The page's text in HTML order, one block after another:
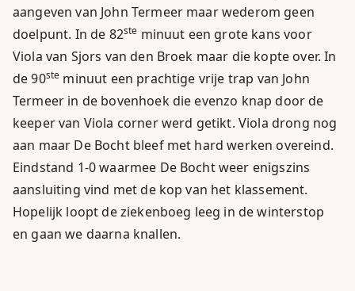
aangeven van John Termeer maar wederom geen
doelpunt. In de 82ste minuut een grote kans voor
Viola van Sjors van den Broek maar die kopte over. In
de 90ste minuut een prachtige vrije trap van John
Termeer in de bovenhoek die evenzo knap door de
keeper van Viola corner werd getikt. Viola drong nog
aan maar De Bocht bleef met hard werken overeind.
Eindstand 1-0 waarmee De Bocht weer enigszins
aansluiting vind met de kop van het klassement.
Hopelijk loopt de ziekenboeg leeg in de winterstop
en gaan we daarna knallen.